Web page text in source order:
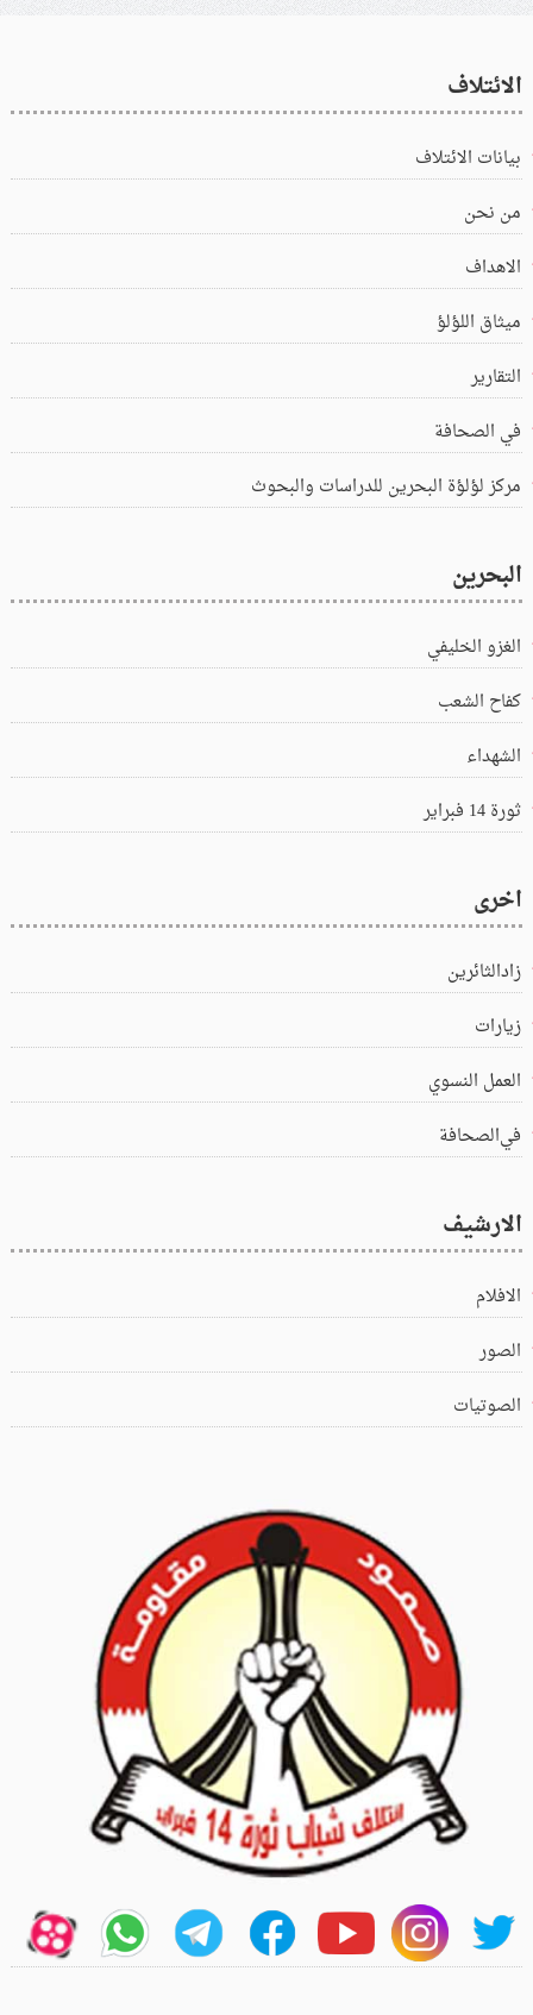
الائتلاف
بيانات الائتلاف
من نحن
الاهداف
ميثاق اللؤلؤ
التقارير
في الصحافة
مركز لؤلؤة البحرين للدراسات والبحوث
البحرين
الغزو الخليفي
كفاح الشعب
الشهداء
ثورة 14 فبراير
اخرى
زادالثائرين
زيارات
العمل النسوي
في‌الصحافة
الارشيف
الافلام
الصور
الصوتيات